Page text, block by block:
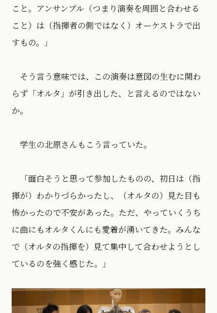
こと。アンサンブル（つまり演奏を周囲と合わせる
こと）は（指揮者の側ではなく）オーケストラで出
すもの。」
そう言う意味では、この演奏は意図の生むに関わ
らず「オルタ」が引き出した、と言えるのではない
か。
学生の北原さんもこう言っていた。
「面白そうと思って参加したものの、初日は（指
揮が）わかりづらかったし、（オルタの）見た目も
怖かったので不安があった。ただ、やっていくうち
に曲にもオルタくんにも愛着が湧いてきた。みんな
で（オルタの指揮を）見て集中して合わせようとし
ているのを強く感じた。」